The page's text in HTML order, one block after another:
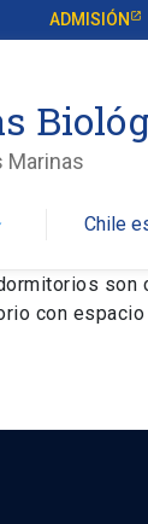
ADMISIÓN
Marinas
Chile
con